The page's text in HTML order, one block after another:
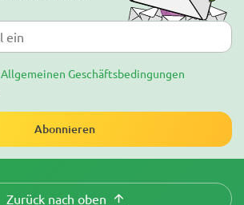
Allgemeinen Geschäftsbedingungen
Abonnieren
Zurück nach oben